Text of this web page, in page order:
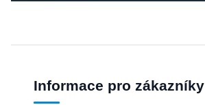
Informace pro zákazníky